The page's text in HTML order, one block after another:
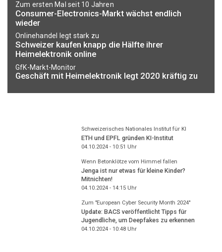
Zum ersten Mal seit 10 Jahren
Consumer-Electronics-Markt wächst endlich
wieder
Onlinehandel legt stark zu
Schweizer kaufen knapp die Hälfte ihrer
Heimelektronik online
GfK-Markt-Monitor
Geschäft mit Heimelektronik legt 2020 kräftig zu
Schweizerisches Nationales Institut für KI
ETH und EPFL gründen KI-Institut
04.10.2024 - 10:51 Uhr
Wenn Betonklötze vom Himmel fallen
Jenga ist nur etwas für kleine Kinder?
Mitnichten!
04.10.2024 - 14:15Uhr
Zum "European Cyber Security Month 2024"
Update: BACS veröffentlicht Tipps für
Jugendliche, um Deepfakes zu erkennen
04.10.2024 - 10:48Uhr